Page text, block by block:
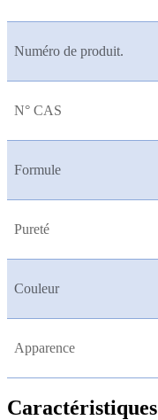
Numéro de produit.
N° CAS
Formule
Pureté
Couleur
Apparence
Caractéristiques